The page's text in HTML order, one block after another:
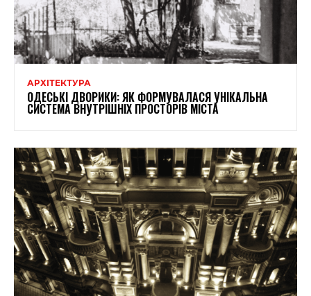
АРХІТЕКТУРА
ОДЕСЬКІ ДВОРИКИ: ЯК ФОРМУВАЛАСЯ УНІКАЛЬНА
СИСТЕМА ВНУТРІШНІХ ПРОСТОРІВ МІСТА